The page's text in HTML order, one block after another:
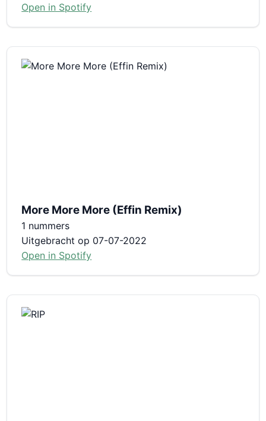
Open in Spotify
More More More (Effin Remix)
1 nummers
Uitgebracht op 07-07-2022
Open in Spotify